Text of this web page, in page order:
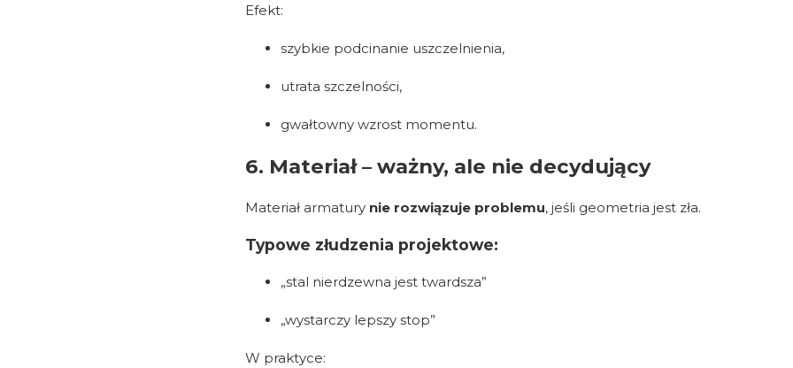
Efekt:
szybkie podcinanie uszczelnienia,
utrata szczelności,
gwałtowny wzrost momentu.
6. Materiał – ważny, ale nie decydujący
Materiał armatury nie rozwiązuje problemu, jeśli geometria jest zła.
Typowe złudzenia projektowe:
„stal nierdzewna jest twardsza”
„wystarczy lepszy stop”
W praktyce: